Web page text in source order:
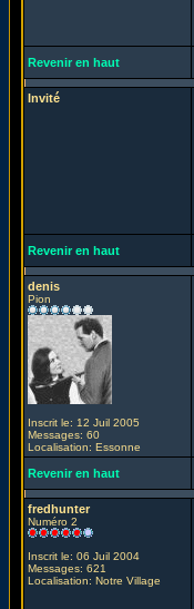
Revenir en haut
Invité
Revenir en haut
denis
Pion
Inscrit le: 12 Juil 2005
Messages: 60
Localisation: Essonne
Revenir en haut
fredhunter
Numéro 2
Inscrit le: 06 Juil 2004
Messages: 621
Localisation: Notre Village